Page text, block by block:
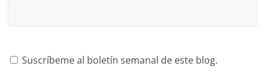
Suscríbeme al boletín semanal de este blog.